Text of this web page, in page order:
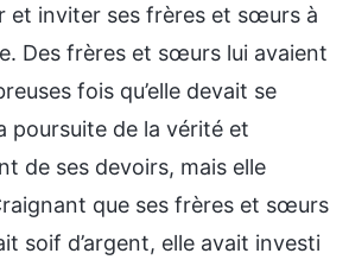
et inviter ses frères et sœurs à
Des frères et sœurs lui avaient
fois qu’elle devait se
poursuite de la vérité et
de ses devoirs, mais elle
que ses frères et sœurs
soif d’argent, elle avait investi